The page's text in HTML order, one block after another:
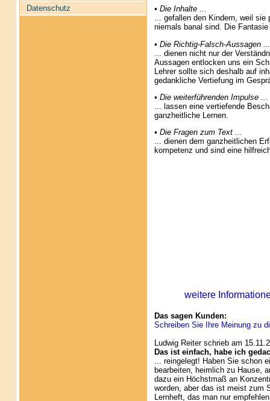
Datenschutz
• Die Inhalte ...
... gefallen den Kindern, weil
niemals banal sind. Die
• Die Richtig-Falsch-Aussagen ...
... dienen nicht nur der
Aussagen entlocken uns ein
Lehrer sollte sich deshalb auf
gedankliche Vertiefung im
• Die weiterführenden Impulse ...
... lassen eine vertiefende
ganzheitliche Lernen.
• Die Fragen zum Text ...
... dienen dem ganzheitlichen
kompetenz und sind eine
weitere
Das sagen Kunden:
Schreiben Sie Ihre Meinung zu
Ludwig Reiter schrieb am
Das ist einfach, habe ich
... reingelegt! Haben Sie schon
bearbeiten, heimlich zu Hause,
dazu ein Höchstmaß an
worden, aber das ist meist zum
Lernheft, das man nur